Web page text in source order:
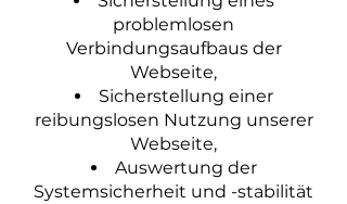
problemlosen
Verbindungsaufbaus der
Webseite,
Sicherstellung einer
reibungslosen Nutzung unserer
Webseite,
Auswertung der
Systemsicherheit und -stabilität